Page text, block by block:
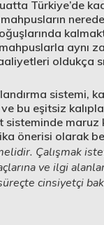
Türkiye’de
aynı
oldukça
sistemi,
bu eşitsiz
maruz
önerisi olarak
Çalışmak
ve ilgi
cinsiyetçi